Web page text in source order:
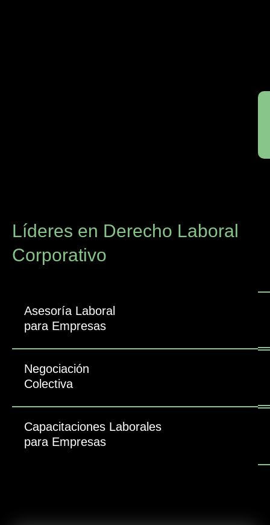
Líderes en Derecho Laboral
Corporativo
Asesoría Laboral
para Empresas
Negociación
Colectiva
Capacitaciones Laborales
para Empresas